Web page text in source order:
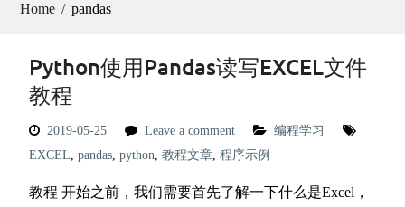
Home pandas
Python使用Pandas读写EXCEL文件
教程
2019-05-25 Leave a comment
编程学习
EXCEL, pandas, python, 教程文章, 程序示例
教程 开始之前，我们需要首先了解一下什么是Excel，